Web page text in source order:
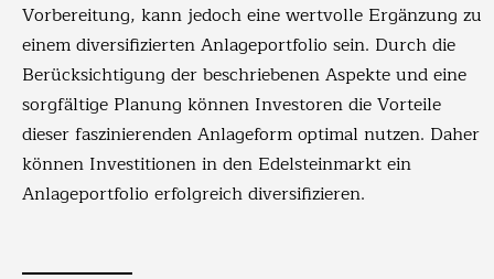
Vorbereitung, kann jedoch eine wertvolle Ergänzung zu
einem diversifizierten Anlageportfolio sein. Durch die
Berücksichtigung der beschriebenen Aspekte und eine
sorgfältige Planung können Investoren die Vorteile
dieser faszinierenden Anlageform optimal nutzen. Daher
können Investitionen in den Edelsteinmarkt ein
Anlageportfolio erfolgreich diversifizieren.